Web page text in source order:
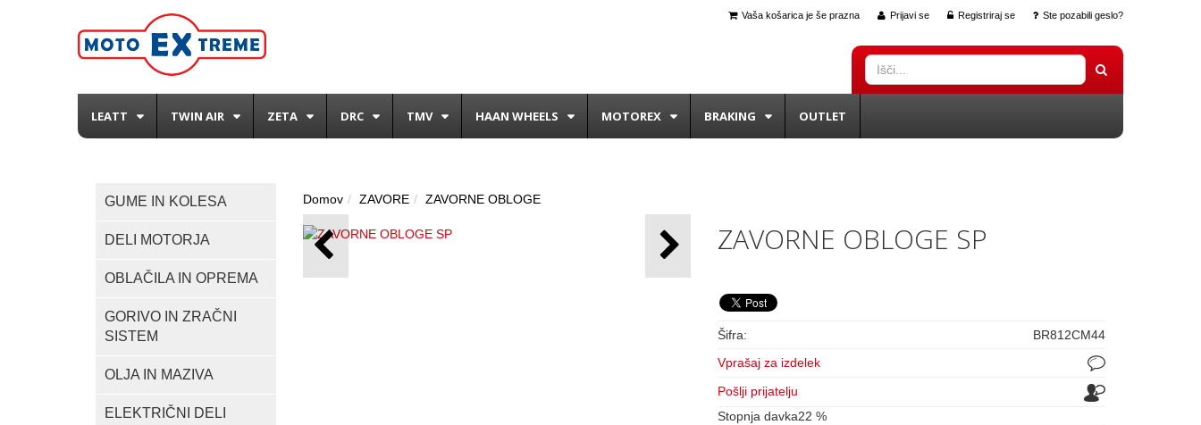
Prijavi se Registriraj se Ste pozabili geslo?
Vaša košarica je še prazna
LEATT TWIN AIR ZETA DRC TMV HAAN WHEELS MOTOREX BRAKING OUTLET
GUME IN KOLESA
DELI MOTORJA
OBLAČILA IN OPREMA
GORIVO IN ZRAČNI
SISTEM
OLJA IN MAZIVA
ELEKTRIČNI DELI
Domov ZAVORE ZAVORNE OBLOGE
ZAVORNE OBLOGE SP
Šifra:
BR812CM44
Vprašaj za izdelek
Pošlji prijatelju
Stopnja davka22 %